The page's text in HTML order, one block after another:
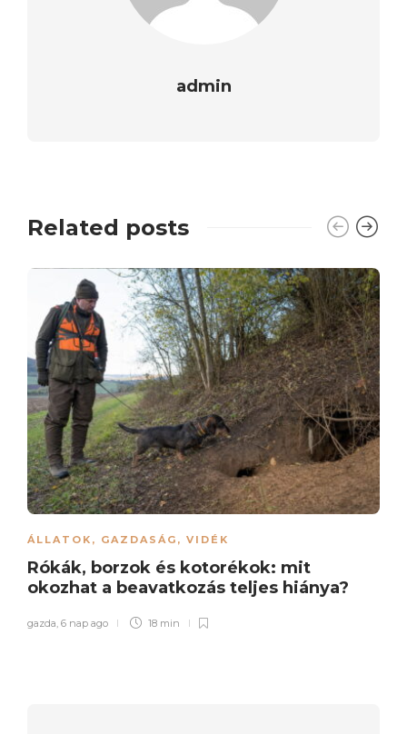
admin
Related posts
ÁLLATOK , GAZDASÁG , VIDÉK
Rókák, borzok és kotorékok: mit
okozhat a beavatkozás teljes hiánya?
gazda, 6 nap ago 18 min